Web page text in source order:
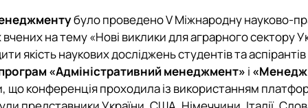
було проведено V Міжнародну науково-
на тему «Нові виклики для аграрного сектору
якість наукових досліджень студентів та аспірантів
програм «Адміністративний менеджмент» і
що конференція проходила із використанням